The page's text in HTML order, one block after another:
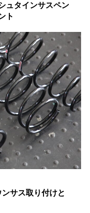
ュタインサスペン
ト
サス取り付けと